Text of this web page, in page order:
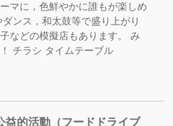
マに，色鮮やかに誰もが楽しめ
ンス，和太鼓等で盛り上がり
などの模擬店もあります。 み
チラシ タイムテーブル
的活動（フードドライブ